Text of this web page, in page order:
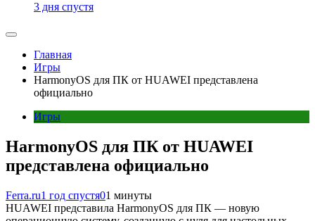
3 дня спустя
Главная
Игры
HarmonyOS для ПК от HUAWEI представлена
официально
Игры
HarmonyOS для ПК от HUAWEI
представлена официально
Ferra.ru1 год спустя01 минуты
HUAWEI представила HarmonyOS для ПК — новую